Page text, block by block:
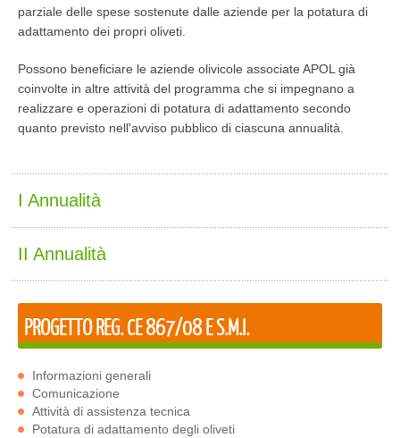
parziale delle spese sostenute dalle aziende per la potatura di
adattamento dei propri oliveti.
Possono beneficiare le aziende olivicole associate APOL già
coinvolte in altre attività del programma che si impegnano a
realizzare e operazioni di potatura di adattamento secondo
quanto previsto nell'avviso pubblico di ciascuna annualità.
I Annualità
II Annualità
PROGETTO REG. CE 867/08 E S.M.I.
Informazioni generali
Comunicazione
Attività di assistenza tecnica
Potatura di adattamento degli oliveti